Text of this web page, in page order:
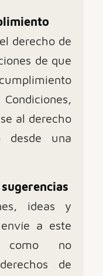
derecho de
de que
al derecho
desde una
ideas y
a este
no
de